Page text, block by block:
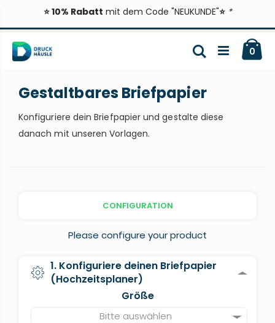
⭐ 10% Rabatt mit dem Code "NEUKUNDE"⭐ *
Inhalt
springen
0
Suche
Gestaltbares Briefpapier
Konfiguriere dein Briefpapier und gestalte diese
danach mit unseren Vorlagen.
CONFIGURATION
Please configure your product
1. Konfiguriere deinen Briefpapier
(Hochzeitsplaner)
Größe
Bitte auswählen